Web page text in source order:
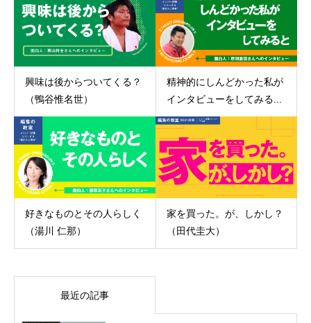
興味は後からついてくる？
（鴨谷惟名世）
精神的にしんどかった私が
インタビューをしてみる...
好きなものとその人らしく
（湯川 仁那）
家を買った。が、しかし？
（田代圭大）
最近の記事